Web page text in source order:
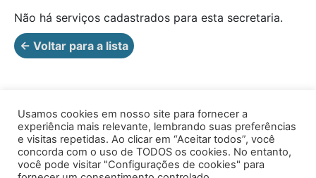
Não há serviços cadastrados para esta secretaria.
← Voltar para a lista
Av. Prof. Armando Alves da Silva, nº 1950 - Zacarias,
Usamos cookies em nosso site para fornecer a
experiência mais relevante, lembrando suas preferências
e visitas repetidas. Ao clicar em “Aceitar todos”, você
concorda com o uso de TODOS os cookies. No entanto,
você pode visitar "Configurações de cookies" para